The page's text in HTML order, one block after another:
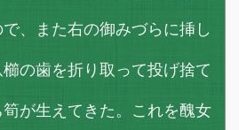
、また右の御みづらに挿し
の歯を折り取って投げ捨て
が生えてきた。これを醜女